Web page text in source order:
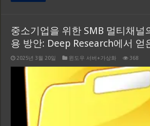
중소기업을 위한 SMB 멀티채널
용 방안: Deep Research에서 얻
2025년 3월 20일 윈도우 서버+가상화 368